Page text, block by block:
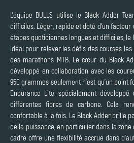
L'équipe BULLS utilise le Black Adder
difficiles. Léger, rapide et doté d'un
étapes quotidiennes longues et difficiles,
idéal pour relever les défis des courses
des marathons MTB. Le cœur du Black
développé en collaboration avec les
950 grammes seulement n'est qu'un point
Endurance Lite spécialement
différentes fibres de carbone. Cela
confortable à la fois. Le Black Adder brille
de la puissance, en particulier dans la
cadre offre une flexibilité accrue dans